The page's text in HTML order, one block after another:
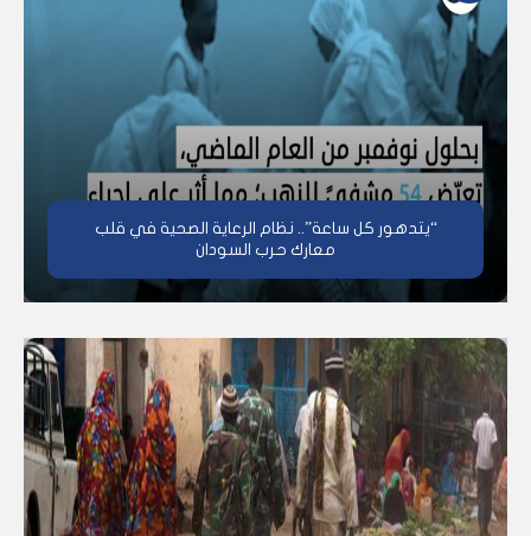
“يتدهور كل ساعة”.. نظام الرعاية الصحية في قلب
معارك حرب السودان